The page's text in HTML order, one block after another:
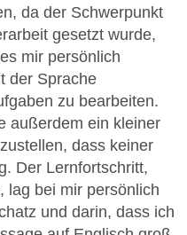
da der Schwerpunkt
gesetzt wurde,
mir persönlich
der Sprache
zu bearbeiten.
außerdem ein kleiner
dass keiner
Der Lernfortschritt,
lag bei mir persönlich
und darin, dass ich